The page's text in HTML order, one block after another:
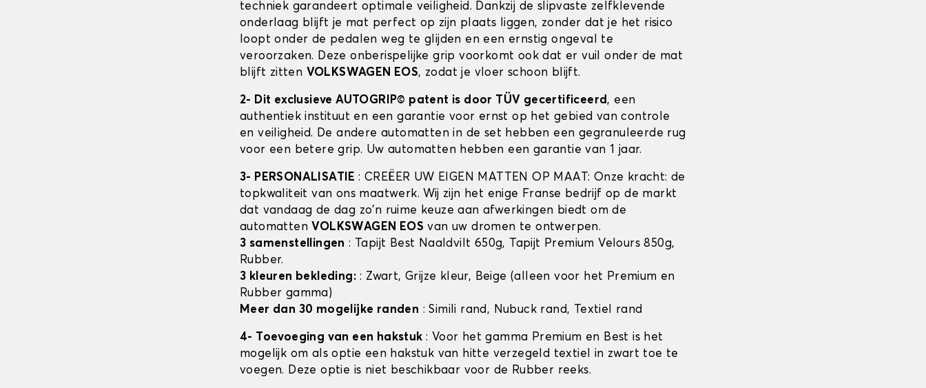
techniek garandeert optimale veiligheid. Dankzij de slipvaste zelfklevende
onderlaag blijft je mat perfect op zijn plaats liggen, zonder dat je het risico
loopt onder de pedalen weg te glijden en een ernstig ongeval te
veroorzaken. Deze onberispelijke grip voorkomt ook dat er vuil onder de mat
blijft zitten VOLKSWAGEN EOS, zodat je vloer schoon blijft.
2- Dit exclusieve AUTOGRIP© patent is door TÜV gecertificeerd, een
authentiek instituut en een garantie voor ernst op het gebied van controle
en veiligheid. De andere automatten in de set hebben een gegranuleerde rug
voor een betere grip. Uw automatten hebben een garantie van 1 jaar.
3- PERSONALISATIE: CREËER UW EIGEN MATTEN OP MAAT: Onze kracht: de
topkwaliteit van ons maatwerk. Wij zijn het enige Franse bedrijf op de markt
dat vandaag de dag zo'n ruime keuze aan afwerkingen biedt om de
automatten VOLKSWAGEN EOS van uw dromen te ontwerpen.
3 samenstellingen : Tapijt Best Naaldvilt 650g, Tapijt Premium Velours 850g,
Rubber.
3 kleuren bekleding: : Zwart, Grijze kleur, Beige (alleen voor het Premium en
Rubber gamma)
Meer dan 30 mogelijke randen : Simili rand, Nubuck rand, Textiel rand
4- Toevoeging van een hakstuk : Voor het gamma Premium en Best is het
mogelijk om als optie een hakstuk van hitte verzegeld textiel in zwart toe te
voegen. Deze optie is niet beschikbaar voor de Rubber reeks.